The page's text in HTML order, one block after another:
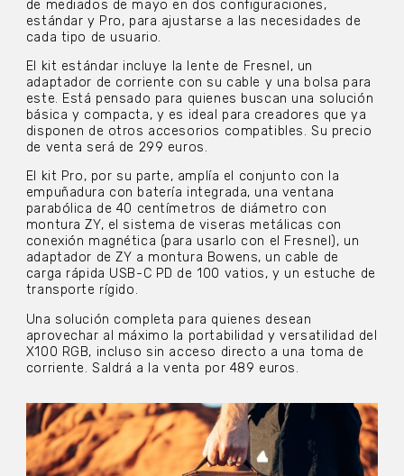
de mediados de mayo en dos configuraciones,
estándar y Pro, para ajustarse a las necesidades de
cada tipo de usuario.
El kit estándar incluye la lente de Fresnel, un
adaptador de corriente con su cable y una bolsa para
este. Está pensado para quienes buscan una solución
básica y compacta, y es ideal para creadores que ya
disponen de otros accesorios compatibles. Su precio
de venta será de 299 euros.
El kit Pro, por su parte, amplía el conjunto con la
empuñadura con batería integrada, una ventana
parabólica de 40 centímetros de diámetro con
montura ZY, el sistema de viseras metálicas con
conexión magnética (para usarlo con el Fresnel), un
adaptador de ZY a montura Bowens, un cable de
carga rápida USB-C PD de 100 vatios, y un estuche de
transporte rígido.
Una solución completa para quienes desean
aprovechar al máximo la portabilidad y versatilidad del
X100 RGB, incluso sin acceso directo a una toma de
corriente. Saldrá a la venta por 489 euros.